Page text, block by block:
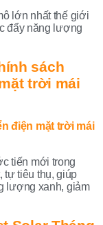
lớn nhất thế giới
đẩy năng lượng
sách
trời mái
tiến mới trong
tự tiêu thụ, giúp
lượng xanh, giảm